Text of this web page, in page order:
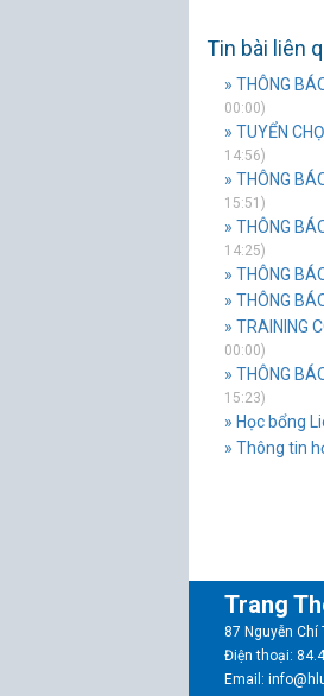
Tin bài liên
» THÔNG
00:00)
» TUYỂN
14:56)
» THÔNG
15:51)
» THÔNG
14:25)
» THÔNG
» THÔNG
» TRAINING
00:00)
» THÔNG
15:23)
» Học bổng
» Thông tin
Trang
87 Nguyễn Chí
Điện thoại:
Email: